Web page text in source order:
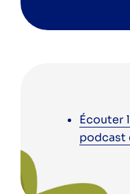
Écouter
podcast